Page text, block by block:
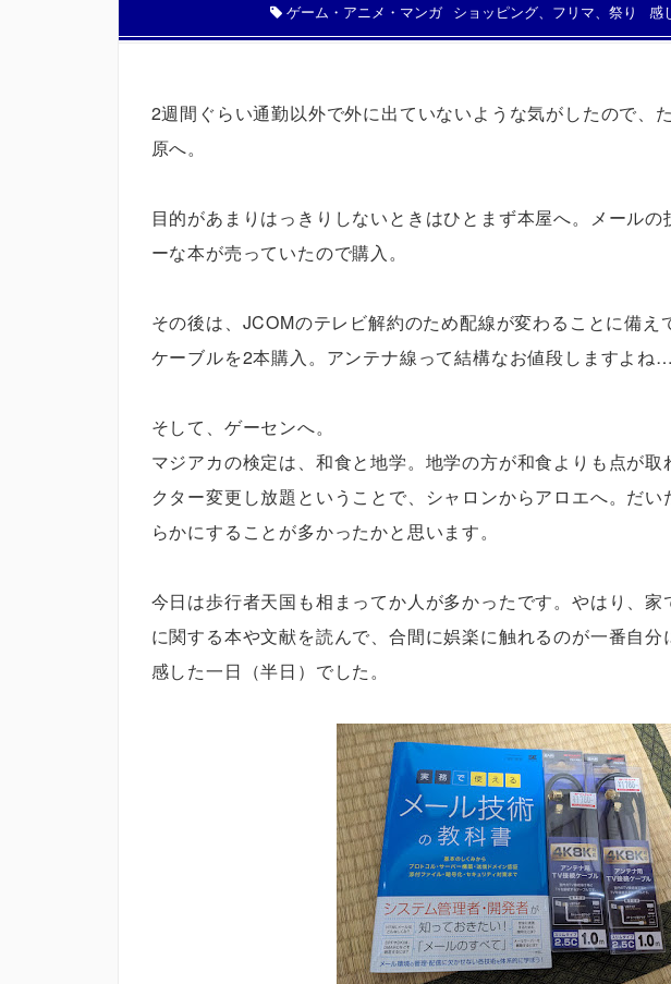
ゲーム・アニメ・マンガ
ショッピング、フリマ、祭り 感
2週間ぐらい通勤以外で外に出ていないような気がしたので、
原へ。
目的があまりはっきりしないときはひとまず本屋へ。メールの
ーな本が売っていたので購入。
その後は、JCOMのテレビ解約のため配線が変わることに備え
ケーブルを2本購入。アンテナ線って結構なお値段しますよね…
そして、ゲーセンへ。
マジアカの検定は、和食と地学。地学の方が和食よりも点が取
クター変更し放題ということで、シャロンからアロエへ。だい
らかにすることが多かったかと思います。
今日は歩行者天国も相まってか人が多かったです。やはり、
に関する本や文献を読んで、合間に娯楽に触れるのが一番自
感した一日（半日）でした。